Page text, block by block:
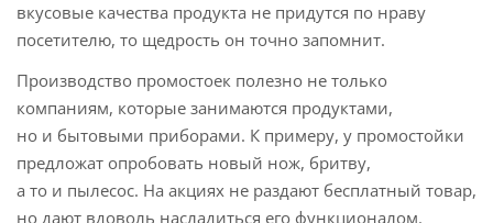
вкусовые качества продукта не придутся по нраву
посетителю, то щедрость он точно запомнит.
Производство промостоек полезно не только
компаниям, которые занимаются продуктами,
но и бытовыми приборами. К примеру, у промостойки
предложат опробовать новый нож, бритву,
а то и пылесос. На акциях не раздают бесплатный товар,
но дают вдоволь насладиться его функционалом.